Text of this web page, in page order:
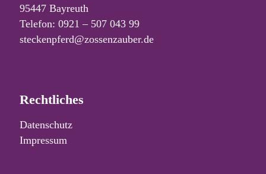
95447 Bayreuth
Telefon: 0921 – 507 043 99
steckenpferd@zossenzauber.de
Rechtliches
Datenschutz
Impressum